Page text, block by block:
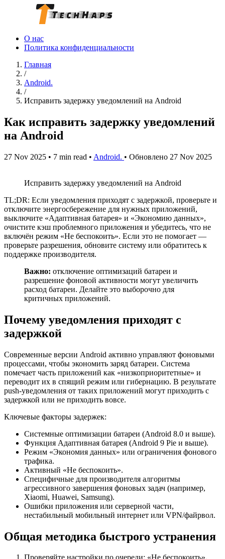
О нас
Политика конфиденциальности
Главная
/
Android.
/
Исправить задержку уведомлений на Android
Как исправить задержку уведомлений
на Android
27 Nov 2025 • 7 min read • Android. • Обновлено 27 Nov 2025
Исправить задержку уведомлений на Android
TL;DR: Если уведомления приходят с задержкой, проверьте и
отключите энергосбережение для нужных приложений,
выключите «Адаптивная батарея» и «Экономию данных»,
очистите кэш проблемного приложения и убедитесь, что не
включён режим «Не беспокоить». Если это не помогает —
проверьте разрешения, обновите систему или обратитесь к
поддержке производителя.
Важно: отключение оптимизаций батареи и
разрешение фоновой активности могут увеличить
расход батареи. Делайте это выборочно для
критичных приложений.
Почему уведомления приходят с
задержкой
Современные версии Android активно управляют фоновыми
процессами, чтобы экономить заряд батареи. Система
помечает часть приложений как «низкоприоритетные» и
переводит их в спящий режим или гибернацию. В результате
push-уведомления от таких приложений могут приходить с
задержкой или не приходить вовсе.
Ключевые факторы задержек:
Системные оптимизации батареи (Android 8.0 и выше).
Функция Адаптивная батарея (Android 9 Pie и выше).
Режим «Экономия данных» или ограничения фонового
трафика.
Активный «Не беспокоить».
Специфичные для производителя алгоритмы
агрессивного завершения фоновых задач (например,
Xiaomi, Huawei, Samsung).
Ошибки приложения или серверной части,
нестабильный мобильный интернет или VPN/файрвол.
Общая методика быстрого устранения